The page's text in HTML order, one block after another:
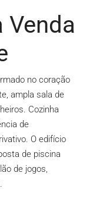
Venda
no coração
ampla sala de
Cozinha
de
O edifício
de piscina
de jogos,